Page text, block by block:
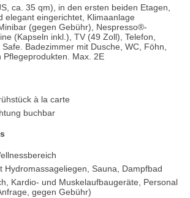
ca. 35 qm), in den ersten beiden Etagen,
elegant eingerichtet, Klimaanlage
(gegen Gebühr), Nespresso®-
(Kapseln inkl.), TV (49 Zoll), Telefon,
Badezimmer mit Dusche, WC, Föhn,
Pflegeprodukten. Max. 2E
à la carte
buchbar
Hydromassageliegen, Sauna, Dampfbad
Kardio- und Muskelaufbaugeräte, Personal
gegen Gebühr)